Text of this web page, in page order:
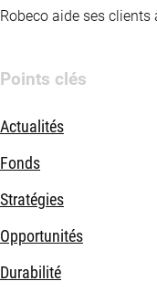
Robeco aide ses
Points clés
Actualités
Fonds
Stratégies
Opportunités
Durabilité